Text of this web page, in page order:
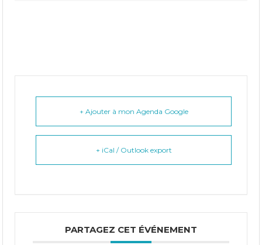
+ Ajouter à mon Agenda Google
+ iCal / Outlook export
PARTAGEZ CET ÉVÉNEMENT